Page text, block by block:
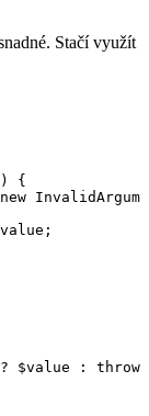
Stačí využít